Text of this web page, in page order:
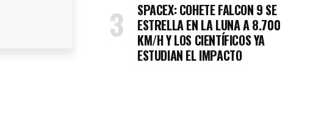
SPACEX: COHETE FALCON 9 SE
ESTRELLA EN LA LUNA A 8.700
KM/H Y LOS CIENTÍFICOS YA
ESTUDIAN EL IMPACTO